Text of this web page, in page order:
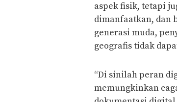
aspek fisik, tetapi
dimanfaatkan, dan
generasi muda,
geografis tidak
“Di sinilah peran
memungkinkan